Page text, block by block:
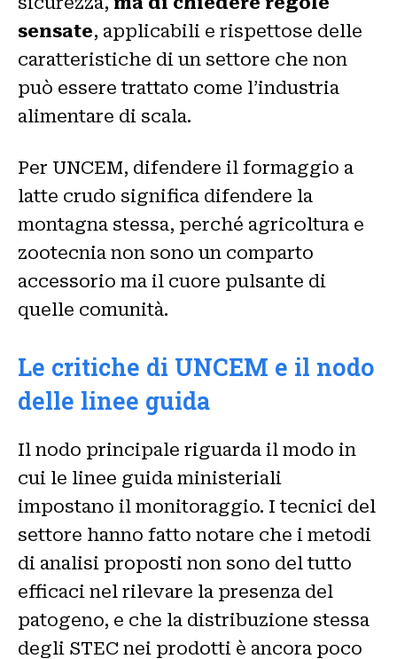
sensate, applicabili e rispettose delle
caratteristiche di un settore che non
può essere trattato come l’industria
alimentare di scala.
Per UNCEM, difendere il formaggio a
latte crudo significa difendere la
montagna stessa, perché agricoltura e
zootecnia non sono un comparto
accessorio ma il cuore pulsante di
quelle comunità.
Le critiche di UNCEM e il nodo
delle linee guida
Il nodo principale riguarda il modo in
cui le linee guida ministeriali
impostano il monitoraggio. I tecnici del
settore hanno fatto notare che i metodi
di analisi proposti non sono del tutto
efficaci nel rilevare la presenza del
patogeno, e che la distribuzione stessa
degli STEC nei prodotti è ancora poco